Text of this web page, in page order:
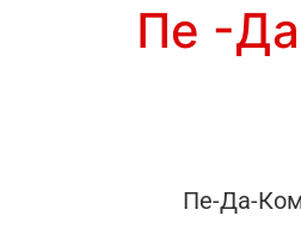
Пе -
Пе-Да-